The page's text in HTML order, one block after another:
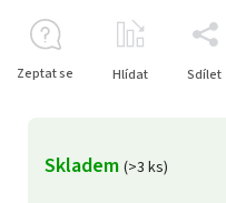
Skladem (>3 ks)
Zeptat se Hlídat Sdílet